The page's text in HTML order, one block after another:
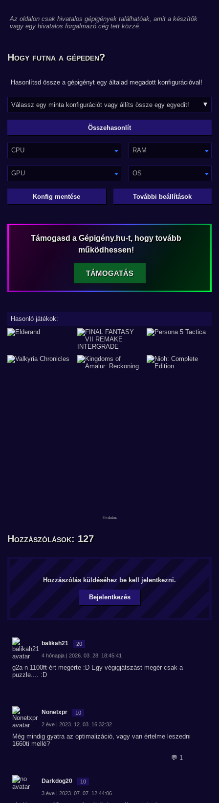
Az oldalon csak hivatalos gépigények találhatóak, amit a készítők
vagy egy hivatalos forgalmazó cég tett közzé.
Hogy futna a gépeden?
Hasonlítsd össze a gépigényt egy általad megadott konfigurációval!
CPU RAM
GPU OS
Konfig mentése További beállítások
Támogasd a Gépigény.hu-t, hogy tovább
működhessen!
TÁMOGATÁS
Hasonló játékok:
Hozzászólások: 127
Hozzászólás küldéséhez be kell jelentkezni.
Bejelentkezés
balikah21 20
4 hónapja | 2026. 03. 28. 18:45:41
g2a-n 1100ft-ért megérte :D Egy végigjátszást megér csak a
puzzle.... :D
Nonetxpr 10
2 éve | 2023. 12. 03. 16:32:32
Még mindig gyatra az optimalizáció, vagy van értelme leszedni
1660ti mellé?
💬 1
Darkdog20 10
3 éve | 2023. 07. 07. 12:44:06